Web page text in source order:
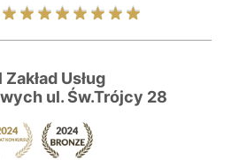
Usług
ul. Św.Trójcy 28